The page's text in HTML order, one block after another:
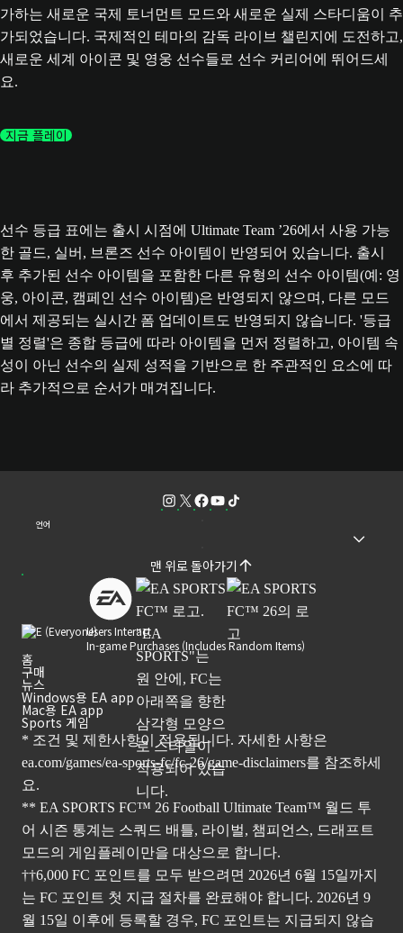
가하는 새로운 국제 토너먼트 모드와 새로운 실제 스타디움이 추
가되었습니다. 국제적인 테마의 감독 라이브 챌린지에 도전하고,
새로운 세계 아이콘 및 영웅 선수들로 선수 커리어에 뛰어드세
요.
지금 플레이
선수 등급 표에는 출시 시점에 Ultimate Team ’26에서 사용 가능
한 골드, 실버, 브론즈 선수 아이템이 반영되어 있습니다. 출시
후 추가된 선수 아이템을 포함한 다른 유형의 선수 아이템(예: 영
웅, 아이콘, 캠페인 선수 아이템)은 반영되지 않으며, 다른 모드
에서 제공되는 실시간 폼 업데이트도 반영되지 않습니다. '등급
별 정렬'은 종합 등급에 따라 아이템을 먼저 정렬하고, 아이템 속
성이 아닌 선수의 실제 성적을 기반으로 한 주관적인 요소에 따
라 추가적으로 순서가 매겨집니다.
언어
맨 위로 돌아가기
Users Interact
In-game Purchases (Includes Random Items)
홈
구매
뉴스
Windows용 EA app
Mac용 EA app
Sports 게임
* 조건 및 제한사항이 적용됩니다. 자세한 사항은
ea.com/games/ea-sports-fc/fc-26/game-disclaimers를 참조하세
요.
** EA SPORTS FC™ 26 Football Ultimate Team™ 월드 투
어 시즌 통계는 스쿼드 배틀, 라이벌, 챔피언스, 드래프트
모드의 게임플레이만을 대상으로 합니다.
††6,000 FC 포인트를 모두 받으려면 2026년 6월 15일까지
는 FC 포인트 첫 지급 절차를 완료해야 합니다. 2026년 9
월 15일 이후에 등록할 경우, FC 포인트는 지급되지 않습